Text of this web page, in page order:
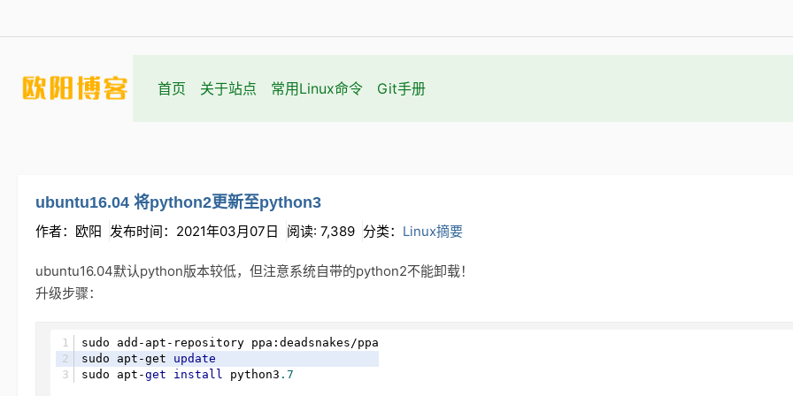
首页 关于站点 常用Linux命令 Git手册
ubuntu16.04 将python2更新至python3
作者：欧阳 发布时间：2021年03月07日 阅读: 7,389 分类： Linux摘要
ubuntu16.04默认python版本较低，但注意系统自带的python2不能卸载！
升级步骤：
sudo add-apt-repository ppa:deadsnakes/ppa
sudo apt-get update
sudo apt-get install python3 .7